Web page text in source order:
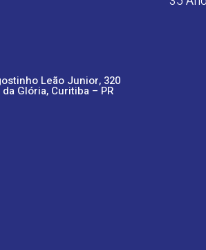
Leão Junior, 320
Glória, Curitiba – PR